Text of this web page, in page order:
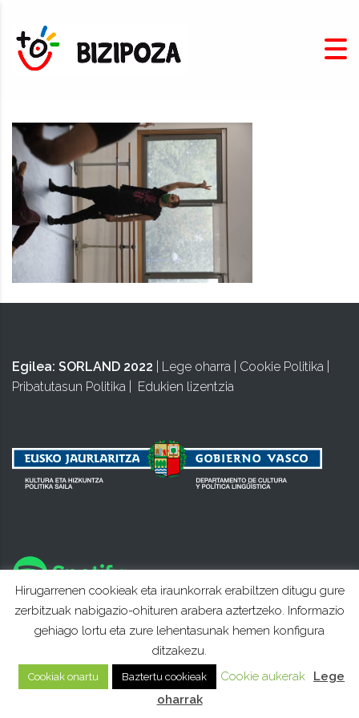
Egilea: SORLAND 2022 Lege oharra Cookie Politika
Pribatutasun Politika
Edukien lizentzia
Hirugarrenen cookieak eta iraunkorrak erabiltzen ditugu gure
zerbitzuak nabigazio-ohituren arabera aztertzeko. Informazio
gehiago lortu eta zure lehentasunak hemen konfigura
ditzakezu.
Cookiak onartu Baztertu cookieak Cookie aukerak
Lege
oharrak